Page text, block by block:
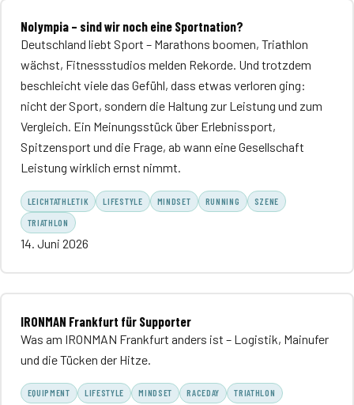
Nolympia – sind wir noch eine Sportnation?
Deutschland liebt Sport – Marathons boomen, Triathlon
wächst, Fitnessstudios melden Rekorde. Und trotzdem
beschleicht viele das Gefühl, dass etwas verloren ging:
nicht der Sport, sondern die Haltung zur Leistung und zum
Vergleich. Ein Meinungsstück über Erlebnissport,
Spitzensport und die Frage, ab wann eine Gesellschaft
Leistung wirklich ernst nimmt.
LEICHTATHLETIK LIFESTYLE MINDSET RUNNING
SZENE
TRIATHLON
14. Juni 2026
IRONMAN Frankfurt für Supporter
Was am IRONMAN Frankfurt anders ist – Logistik, Mainufer
und die Tücken der Hitze.
EQUIPMENT LIFESTYLE MINDSET RACEDAY TRIATHLON